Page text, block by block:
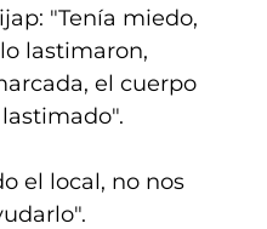
"Tenía miedo,
lastimaron,
el cuerpo
el local, no nos